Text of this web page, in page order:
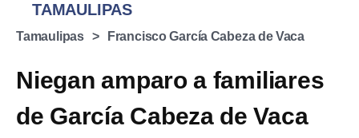
TAMAULIPAS
Tamaulipas Francisco García Cabeza de Vaca
Niegan amparo a familiares
de García Cabeza de Vaca